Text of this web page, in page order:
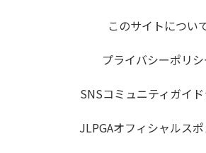
このサイトについ
プライバシーポリシ
SNSコミュニティガイ
JLPGAオフィシャルス